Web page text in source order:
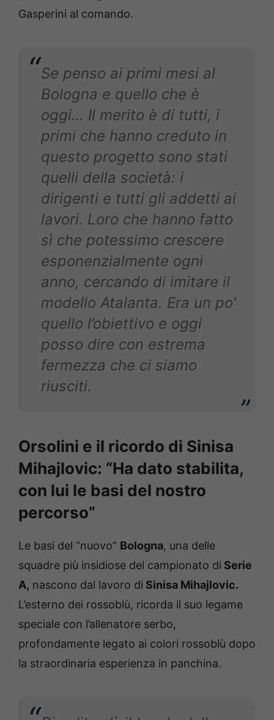
Gasperini al comando.
Se penso ai primi mesi al
Bologna e quello che è
oggi… Il merito è di tutti, i
primi che hanno creduto in
questo progetto sono stati
quelli della società: i
dirigenti e tutti gli addetti ai
lavori. Loro che hanno fatto
sì che potessimo crescere
esponenzialmente ogni
anno, cercando di imitare il
modello Atalanta. Era un po’
quello l’obiettivo e oggi
posso dire con estrema
fermezza che ci siamo
riusciti.
Orsolini e il ricordo di Sinisa
Mihajlovic: “Ha dato stabilita,
con lui le basi del nostro
percorso”
Le basi del “nuovo” Bologna, una delle
squadre più insidiose del campionato di Serie
A, nascono dal lavoro di Sinisa Mihajlovic.
L’esterno dei rossoblù, ricorda il suo legame
speciale con l’allenatore serbo,
profondamente legato ai colori rossoblù dopo
la straordinaria esperienza in panchina.